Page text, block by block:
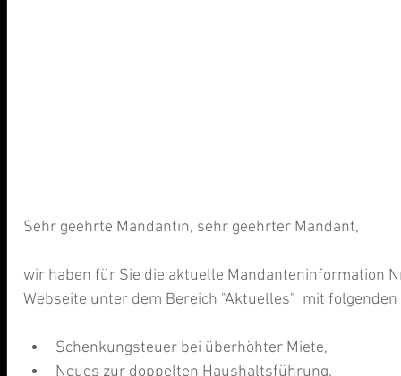
Sehr geehrte Mandantin, sehr geehrter Mandant,
wir haben für Sie die aktuelle Mandanteninformation
Webseite unter dem Bereich "Aktuelles"  mit
Schenkungsteuer bei überhöhter Miete,
Neues zur doppelten Haushaltsführung,